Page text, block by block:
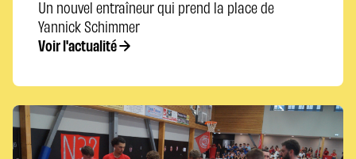
Un nouvel entraîneur qui prend la place de
Yannick Schimmer
Voir l'actualité